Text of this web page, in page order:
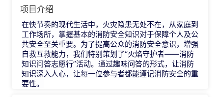
项目介绍
在快节奏的现代生活中，火灾隐患无处不在，从家庭到
工作场所，掌握基本的消防安全知识对于保障个人及公
共安全至关重要。为了提高公众的消防安全意识，增强
自救互救能力，我们特别策划了“火焰守护者——消防
知识问答志愿行”活动。通过趣味问答的形式，让消防
知识深入人心，让每一位参与者都能谨记消防安全的重
要性。